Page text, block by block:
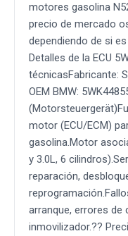
motores gasolina
precio de mercado
dependiendo de si
Detalles de la ECU
técnicasFabricante:
OEM BMW:
motor (ECU/ECM)
gasolina.Motor
y 3.0L, 6
reparación,
arranque, errores de
inmovilizador.??